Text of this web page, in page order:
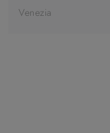
Venezia